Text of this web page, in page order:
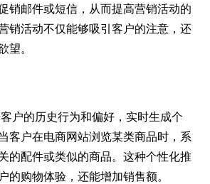
销邮件或短信，从而提高营销活动的
销活动不仅能够吸引客户的注意，还
望。
户的历史行为和偏好，实时生成个
客户在电商网站浏览某类商品时，系
的配件或类似的商品。这种个性化推
的购物体验，还能增加销售额。